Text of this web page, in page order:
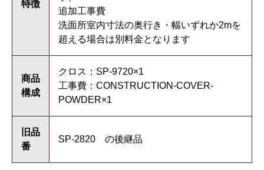
特徴
追加工事費
洗面所室内寸法の奥行き・幅いずれか2mを
超える場合は別料金となります
商品
構成
クロス：SP-9720×1
工事費：CONSTRUCTION-COVER-
POWDER×1
旧品
番
SP-2820 の後継品